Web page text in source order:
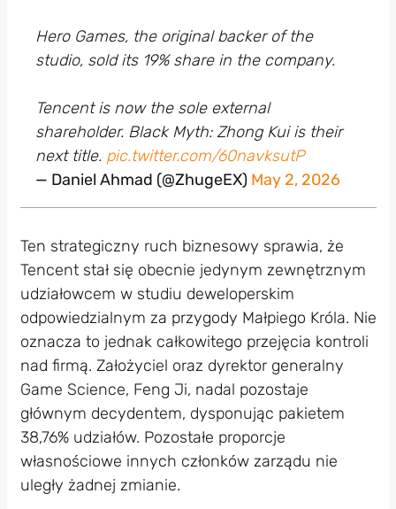
Hero Games, the original backer of the
studio, sold its 19% share in the company.
Tencent is now the sole external
shareholder. Black Myth: Zhong Kui is their
next title. pic.twitter.com/60navksutP
— Daniel Ahmad (@ZhugeEX) May 2, 2026
Ten strategiczny ruch biznesowy sprawia, że
Tencent stał się obecnie jedynym zewnętrznym
udziałowcem w studiu deweloperskim
odpowiedzialnym za przygody Małpiego Króla. Nie
oznacza to jednak całkowitego przejęcia kontroli
nad firmą. Założyciel oraz dyrektor generalny
Game Science, Feng Ji, nadal pozostaje
głównym decydentem, dysponując pakietem
38,76% udziałów. Pozostałe proporcje
własnościowe innych członków zarządu nie
uległy żadnej zmianie.